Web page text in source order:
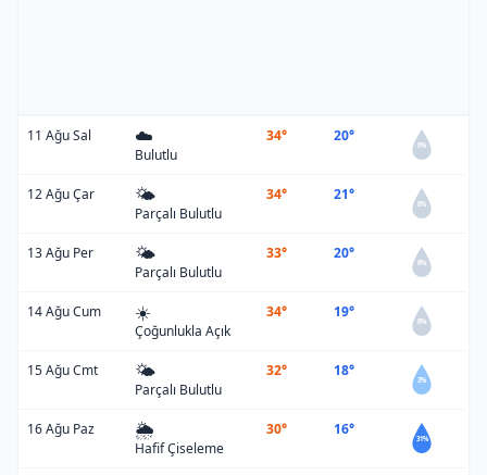
11 Ağu Sal ☁️
Bulutlu
34° 20°
0%
12 Ağu Çar 🌤️
Parçalı Bulutlu
34° 21°
0%
13 Ağu Per 🌤️
Parçalı Bulutlu
33° 20°
0%
14 Ağu Cum ☀️
Çoğunlukla Açık
34° 19°
0%
15 Ağu Cmt 🌤️
Parçalı Bulutlu
32° 18°
3%
16 Ağu Paz 🌦️
Hafif Çiseleme
30° 16°
31%